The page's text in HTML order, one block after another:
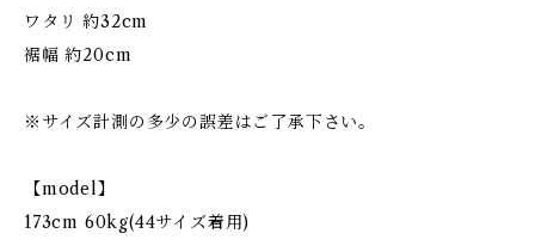
ワタリ 約32cm
裾幅 約20cm
※サイズ計測の多少の誤差はご了承下さい。
【model】
173cm 60kg(44サイズ着用)